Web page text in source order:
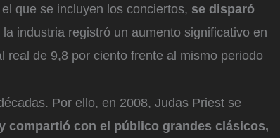
que se incluyen los conciertos, se disparó
la industria registró un aumento significativo en
real de 9,8 por ciento frente al mismo periodo
Por ello, en 2008, Judas Priest se
compartió con el público grandes clásicos,